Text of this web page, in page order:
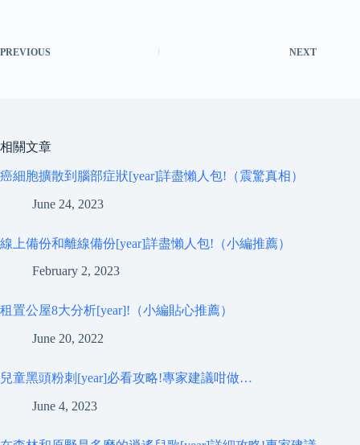
PREVIOUS NEXT
相關文章
癌細胞擴散到腦部症狀[year]詳盡懶人包!（震驚真相）
June 24, 2023
線上備份和離線備份[year]詳盡懶人包!（小編推薦）
February 2, 2023
租置公屋8大分析[year]!（小編貼心推薦）
June 20, 2022
兒童黑頭粉刺[year]必看攻略!專家建議咁做…
June 4, 2023